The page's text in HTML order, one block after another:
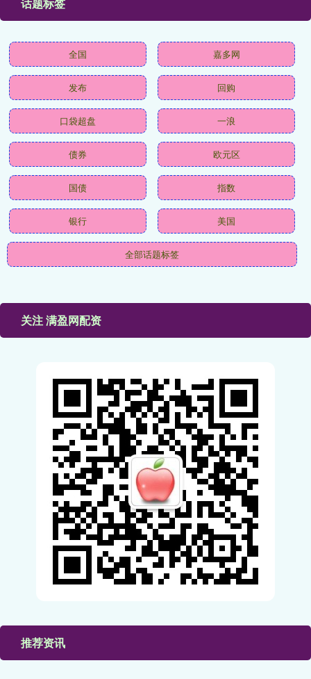
全国 嘉多网
发布 回购
口袋超盘 一浪
债券 欧元区
国债 指数
银行 美国
全部话题标签
关注 满盈网配资
推荐资讯